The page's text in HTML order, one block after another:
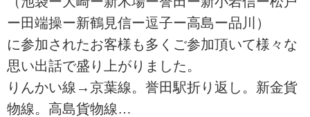
ー田端操ー新鶴見信ー逗子ー高島ー品川）
に参加されたお客様も多くご参加頂いて様々な
思い出話で盛り上がりました。
りんかい線→京葉線。誉田駅折り返し。新金貨
物線。高島貨物線…